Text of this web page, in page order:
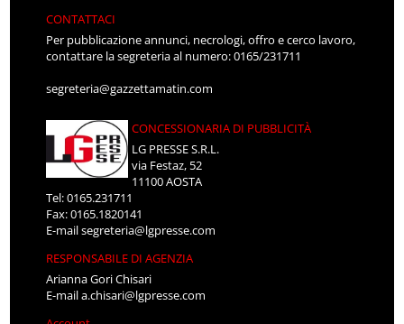
CONTATTACI
Per pubblicazione annunci, necrologi, offro e cerco lavoro,
contattare la segreteria al numero: 0165/231711
segreteria@gazzettamatin.com
CONCESSIONARIA DI PUBBLICITÀ
LG PRESSE S.R.L.
via Festaz, 52
11100 AOSTA
Tel: 0165.231711
Fax: 0165.1820141
E-mailsegreteria@lgpresse.com
RESPONSABILE DI AGENZIA
Arianna Gori Chisari
E-maila.chisari@lgpresse.com